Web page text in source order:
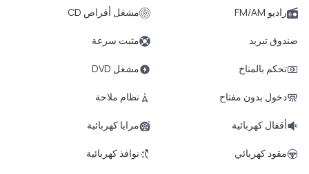
راديو FM/AM مشغل أقراص CD
صندوق تبريد مثبت سرعة
تحكم بالمناخ مشغل DVD
دخول بدون مفتاح نظام ملاحة
أقفال كهربائية مرايا كهربائية
مقود كهربائي نوافذ كهربائية